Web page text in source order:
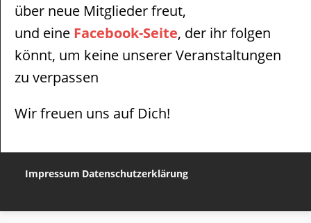
über neue Mitglieder freut,
und eine Facebook-Seite, der ihr folgen
könnt, um keine unserer Veranstaltungen
zu verpassen
Wir freuen uns auf Dich!
Impressum Datenschutzerklärung